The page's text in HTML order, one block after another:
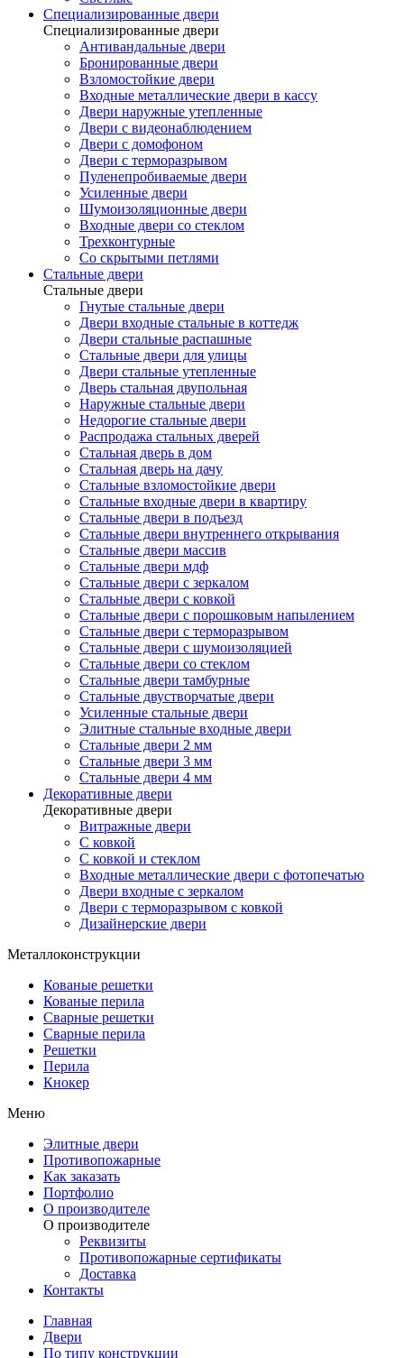
Специализированные двери
Специализированные двери
Антивандальные двери
Бронированные двери
Взломостойкие двери
Входные металлические двери в кассу
Двери наружные утепленные
Двери с видеонаблюдением
Двери с домофоном
Двери с терморазрывом
Пуленепробиваемые двери
Усиленные двери
Шумоизоляционные двери
Входные двери со стеклом
Трехконтурные
Со скрытыми петлями
Стальные двери
Стальные двери
Гнутые стальные двери
Двери входные стальные в коттедж
Двери стальные распашные
Стальные двери для улицы
Двери стальные утепленные
Дверь стальная двупольная
Наружные стальные двери
Недорогие стальные двери
Распродажа стальных дверей
Стальная дверь в дом
Стальная дверь на дачу
Стальные взломостойкие двери
Стальные входные двери в квартиру
Стальные двери в подъезд
Стальные двери внутреннего открывания
Стальные двери массив
Стальные двери мдф
Стальные двери с зеркалом
Стальные двери с ковкой
Стальные двери с порошковым напылением
Стальные двери с терморазрывом
Стальные двери с шумоизоляцией
Стальные двери со стеклом
Стальные двери тамбурные
Стальные двустворчатые двери
Усиленные стальные двери
Элитные стальные входные двери
Стальные двери 2 мм
Стальные двери 3 мм
Стальные двери 4 мм
Декоративные двери
Декоративные двери
Витражные двери
С ковкой
С ковкой и стеклом
Входные металлические двери с фотопечатью
Двери входные с зеркалом
Двери с терморазрывом с ковкой
Дизайнерские двери
Металлоконструкции
Кованые решетки
Кованые перила
Сварные решетки
Сварные перила
Решетки
Перила
Кнокер
Меню
Элитные двери
Противопожарные
Как заказать
Портфолио
О производителе
О производителе
Реквизиты
Противопожарные сертификаты
Доставка
Контакты
Главная
Двери
По типу конструкции